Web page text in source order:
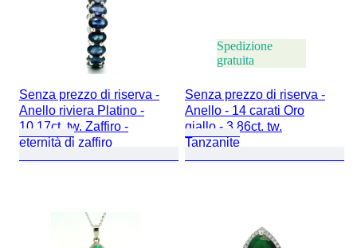
Senza prezzo di riserva -
Anello riviera Platino -
10.17ct. tw. Zaffiro -
eternità di zaffiro
Spedizione
gratuita
Senza prezzo di riserva -
Anello - 14 carati Oro
giallo - 3.86ct. tw.
Tanzanite